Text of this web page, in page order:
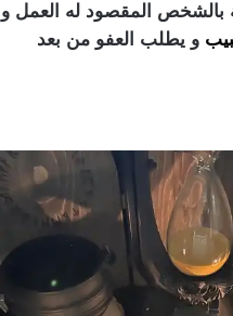
بالشخص المقصود له العمل و
و يطلب العفو من بعد